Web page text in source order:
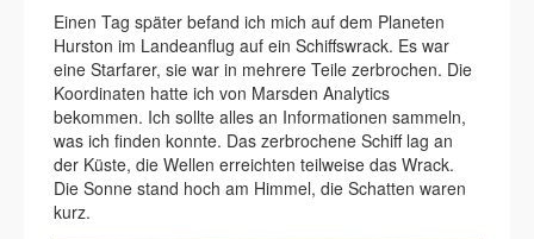
Einen Tag später befand ich mich auf dem Planeten
Hurston im Landeanflug auf ein Schiffswrack. Es war
eine Starfarer, sie war in mehrere Teile zerbrochen. Die
Koordinaten hatte ich von Marsden Analytics
bekommen. Ich sollte alles an Informationen sammeln,
was ich finden konnte. Das zerbrochene Schiff lag an
der Küste, die Wellen erreichten teilweise das Wrack.
Die Sonne stand hoch am Himmel, die Schatten waren
kurz.